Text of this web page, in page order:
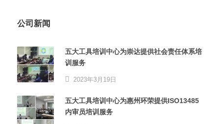
公司新闻
五大工具培训中心为崇达提供社会责任体系培
训服务
2023年3月19日
五大工具培训中心为惠州环荣提供ISO13485
内审员培训服务